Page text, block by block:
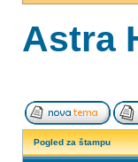
Astra
Pogled za štampu